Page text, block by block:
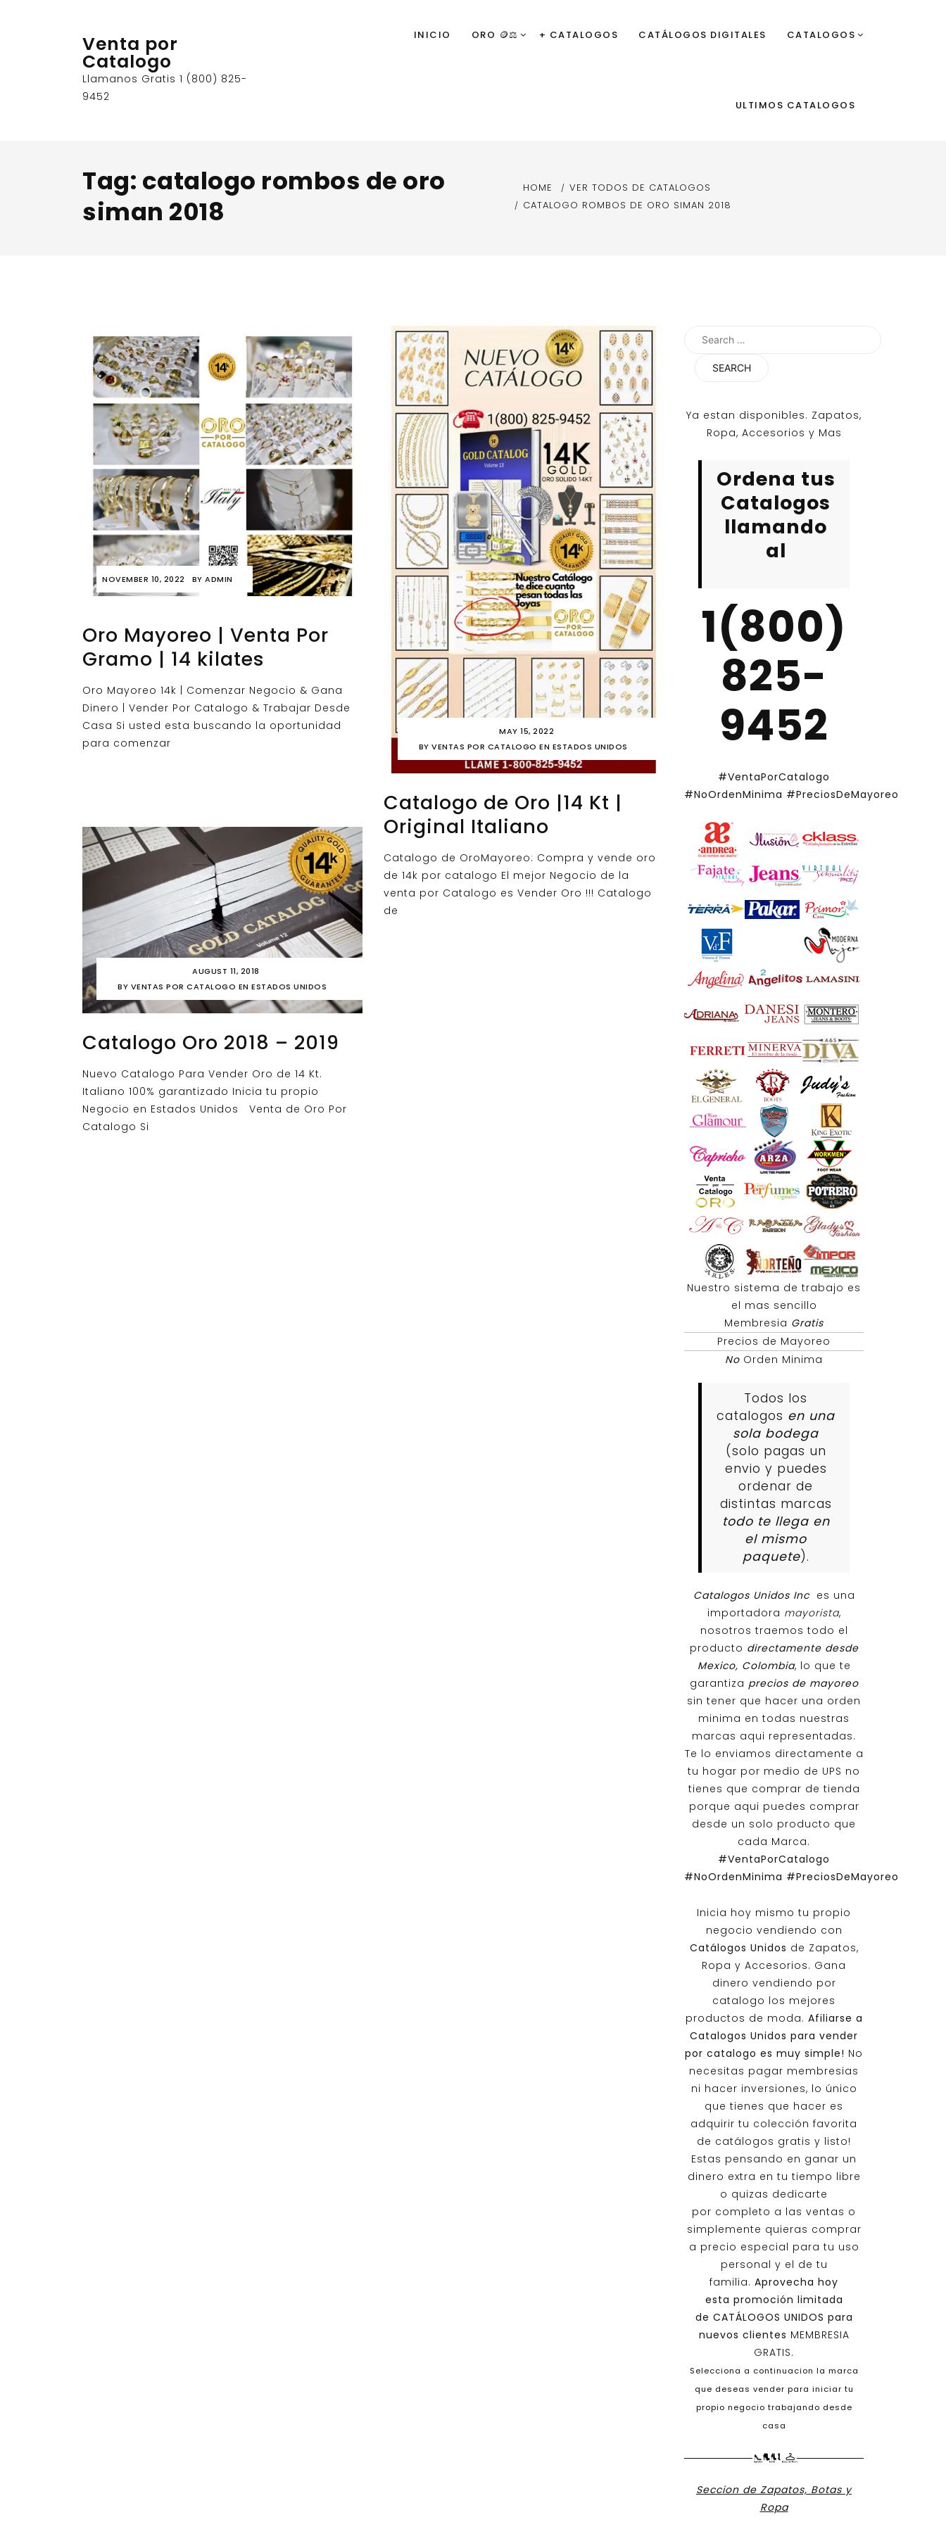
Venta por
Catalogo
Llamanos Gratis 1 (800) 825-
9452
INICIO ORO 🪙⚖️ + CATALOGOS CATÁLOGOS DIGITALES CATALOGOS
ULTIMOS CATALOGOS
Tag: catalogo rombos de oro
siman 2018
HOME
VER TODOS DE CATALOGOS
CATALOGO ROMBOS DE ORO SIMAN 2018
NOVEMBER 10, 2022 BY ADMIN
Oro Mayoreo | Venta Por
Gramo | 14 kilates
Oro Mayoreo 14k | Comenzar Negocio & Gana
Dinero | Vender Por Catalogo & Trabajar Desde
Casa Si usted esta buscando la oportunidad
para comenzar
MAY 15, 2022
BYVENTAS POR CATALOGO EN ESTADOS UNIDOS
Catalogo de Oro |14 Kt |
Original Italiano
​Catalogo de OroMayoreo: Compra y vende oro
de 14k por catalogo El mejor Negocio de la
venta por Catalogo es Vender Oro !!! Catalogo
de
AUGUST 11, 2018
BY VENTAS POR CATALOGO EN ESTADOS UNIDOS
Catalogo Oro 2018 – 2019
Nuevo Catalogo Para Vender Oro de 14 Kt.
Italiano 100% garantizado Inicia tu propio
Negocio en Estados Unidos Venta de Oro Por
Catalogo Si
Search
Ya estan disponibles. Zapatos,
Ropa, Accesorios y Mas
Ordena tus
Catalogos
llamando
al
1(800)
825-
9452
#VentaPorCatalogo
#NoOrdenMinima #PreciosDeMayoreo
Nuestro sistema de trabajo es
el mas sencillo
Membresia Gratis
Precios de Mayoreo
No Orden Minima
Todos los
catalogos en una
sola bodega
(solo pagas un
envio y puedes
ordenar de
distintas marcas
todo te llega en
el mismo
paquete).
Catalogos Unidos Inc es una
importadora mayorista,
nosotros traemos todo el
producto directamente desde
Mexico, Colombia, lo que te
garantiza precios de mayoreo
sin tener que hacer una orden
minima en todas nuestras
marcas aqui representadas.
Te lo enviamos directamente a
tu hogar por medio de UPS no
tienes que comprar de tienda
porque aqui puedes comprar
desde un solo producto que
cada Marca.
#VentaPorCatalogo
#NoOrdenMinima #PreciosDeMayoreo
Inicia hoy mismo tu propio
negocio vendiendo con
Catálogos Unidos de Zapatos,
Ropa y Accesorios. Gana
dinero vendiendo por
catalogo los mejores
productos de moda. Afiliarse a
Catalogos Unidos para vender
por catalogo es muy simple! No
necesitas pagar membresias
ni hacer inversiones, lo único
que tienes que hacer es
adquirir tu colección favorita
de catálogos gratis y listo!
Estas pensando en ganar un
dinero extra en tu tiempo libre
o quizas dedicarte
por completo a las ventas o
simplemente quieras comprar
a precio especial para tu uso
personal y el de tu
familia. Aprovecha hoy
esta promoción limitada
de CATÁLOGOS UNIDOS para
nuevos clientes MEMBRESIA
GRATIS.
Selecciona a continuacion la marca
que deseas vender para iniciar tu
propio negocio trabajando desde
casa
Seccion de Zapatos, Botas y
Ropa